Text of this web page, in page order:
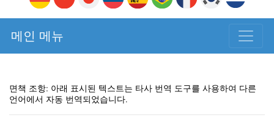
메인 메뉴
면책 조항: 아래 표시된 텍스트는 타사 번역 도구를 사용하여 다른
언어에서 자동 번역되었습니다.